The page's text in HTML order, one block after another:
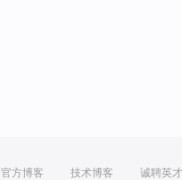
官方博客 技术博客 诚聘英才